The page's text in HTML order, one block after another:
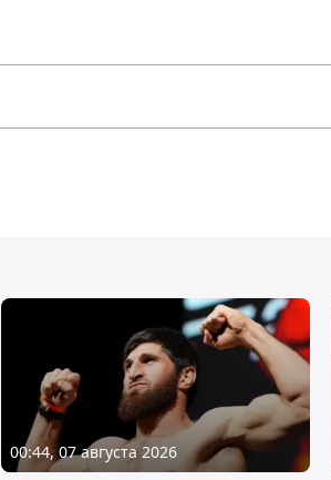
00:44, 07 августа 2026